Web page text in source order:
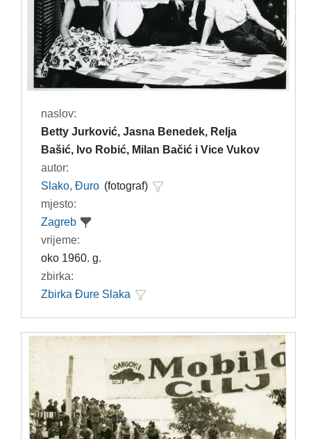
naslov:
Betty Jurković, Jasna Benedek, Relja
Bašić, Ivo Robić, Milan Bačić i Vice Vukov
autor:
Slako, Đuro (fotograf)
mjesto:
Zagreb
vrijeme:
oko 1960. g.
zbirka:
Zbirka Đure Slaka